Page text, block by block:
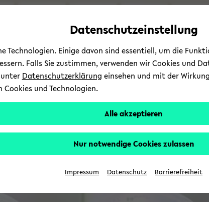
Automatische
vermeiden
zum
wechseln
zum
wechseln
zum
wechseln
Datenschutzeinstellung
Technologien. Einige davon sind essentiell, um die
Falls Sie zustimmen, verwenden wir Cookies und
Datenschutzerklärung einsehen und mit der
und Technologien.
Alle akzeptieren
Nur notwendige Cookies zulassen
Impressum Datenschutz Barrierefreiheit